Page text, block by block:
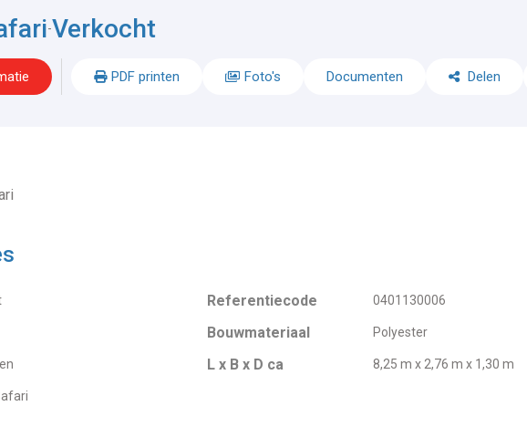
-Verkocht
PDF printen Foto's Documenten Delen
Referentiecode 0401130006
Bouwmateriaal Polyester
L x B x D ca 8,25 m x 2,76 m x 1,30 m